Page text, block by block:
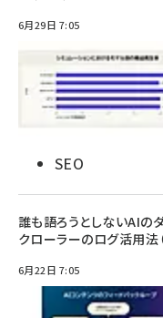
6月29日 7:05
SEO
誰も語ろうとしないAIの
クローラーのログ活用法
6月22日 7:05